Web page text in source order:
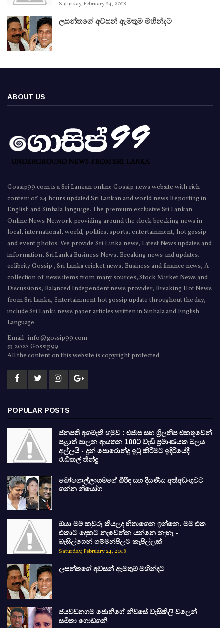
Saturday, February 24, 2018
ලසන්තගේ අවසන් ඇමතුම මහින්දට
ABOUT US
Gossip99.com is a Sri Lankan online Gossip news website with rich
content of 24 hours updated Sri Lankan and world news Reporting in
English and Sinhala language. The premium exclusive Sri Lankan
Online News Network providing around the clock breaking news in
local, international, world, politics, sports, entertainment, hot gossip
and event photos. We provide Sri Lanka news, Latest News updates and
information, Sri Lanka Business News, Breaking news and updates,
celibrity Gossip , Sri Lanka cricket news, Business and finance news, A
collection of news items from many sources, Stock Market News and
Discussions, Balanced Independent news provider, Breaking Hot News
from Sri Lanka, Entertainment hot gossip update throughout the day,
include Sri Lanka news paper articles written in Sinhala and English
Language.
Email : info@gossip99.com
© 2023 Gossip99
All the content on this website is copyright protected.
POPULAR POSTS
ජනපති අගමැති හමුව : එජාප සහ ශ්‍රිලනිප එකතුවෙන්
පළාත් පාලන ආයතන 100ට වැඩි ප්‍රමාණයක බලය
අල්ලයි - දුන් පොරොන්දු ඉටු කිරීමට ඉදිරියේදී
රැඩිකල් තීන්දු
බෝගොල්ලාගමගේ බිරිඳ සහ දියණිය අත්අඩංගුවට
ගන්න නියෝග
ඔයා මම කවුරු කියලද හිතාගෙන ඉන්නෙ. මම එක
එකාට දෙකට නැවෙන්න යන්නෙ නැහැ -
බැසිල්ගෙන් ගම්මන්පිලට කැපිල්ලක්
Saturday, February 24, 2018
ලසන්තගේ අවසන් ඇමතුම මහින්දට
ජයවඩනගම ජොනීගේ නිවසේ වැසිකිලි වලෙන්
සමිතා ගොඩගනී